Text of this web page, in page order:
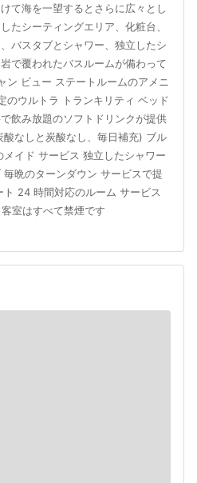
て海を一望するとさらに広々とし
たシーティングエリア、化粧台、
バスタブとシャワー、独立したシ
で覆われたバスルームが備わって
ン ビュー ステートルームのアメニ
のウルトラ トランキリティ ベッド
飲み放題のソフトドリンクが提供
なしと炭酸なし、毎日補充) ブル
イド サービス 独立したシャワー
晩のターンダウン サービスで提
24 時間対応のルーム サービス
室はすべて禁煙です